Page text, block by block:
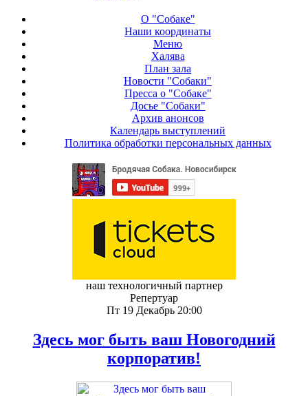
О "Собаке"
Наши координаты
Меню
Халява
План зала
Новости "Собаки"
Пресса о "Собаке"
Досье "Собаки"
Архив анонсов
Календарь выступлений
Политика обработки персональных данных
наш технологичный партнер
Репертуар
Пт 19 Декабрь 20:00
Здесь мог быть ваш Новогодний
корпоратив!